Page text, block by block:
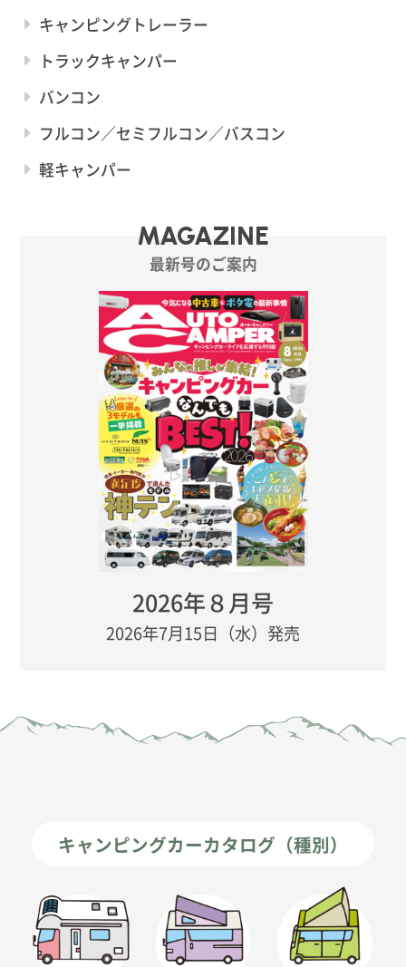
キャンピングトレーラー
トラックキャンパー
バンコン
フルコン／セミフルコン／バスコン
軽キャンパー
MAGAZINE
最新号のご案内
2026年８月号
2026年7月15日（水）発売
キャンピングカーカタログ（種別）